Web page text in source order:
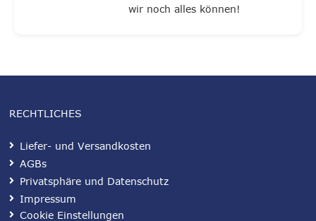
wir noch alles können!
RECHTLICHES
Liefer- und Versandkosten
AGBs
Privatsphäre und Datenschutz
Impressum
Cookie Einstellungen